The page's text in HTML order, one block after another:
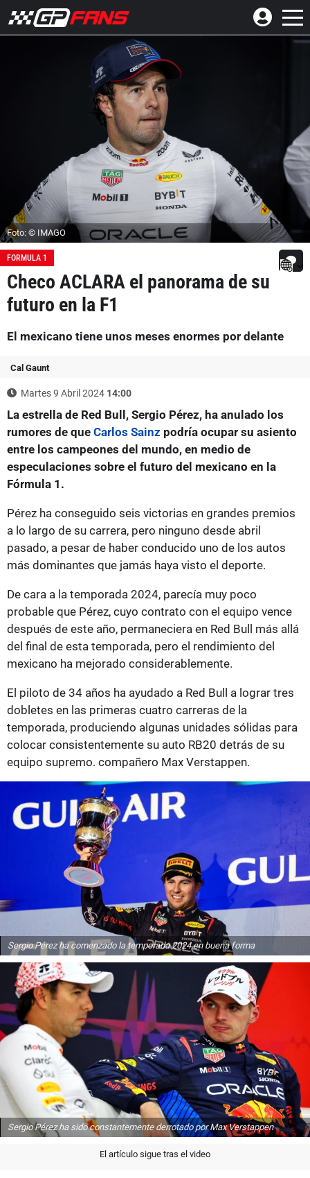
Foto: © IMAGO
FORMULA 1
Checo ACLARA el panorama de su
futuro en la F1
El mexicano tiene unos meses enormes por delante
Cal Gaunt
Martes 9 Abril 2024 14:00
La estrella de Red Bull, Sergio Pérez, ha anulado los
rumores de que Carlos Sainz podría ocupar su asiento
entre los campeones del mundo, en medio de
especulaciones sobre el futuro del mexicano en la
Fórmula 1.
Pérez ha conseguido seis victorias en grandes premios
a lo largo de su carrera, pero ninguno desde abril
pasado, a pesar de haber conducido uno de los autos
más dominantes que jamás haya visto el deporte.
De cara a la temporada 2024, parecía muy poco
probable que Pérez, cuyo contrato con el equipo vence
después de este año, permaneciera en Red Bull más allá
del final de esta temporada, pero el rendimiento del
mexicano ha mejorado considerablemente.
El piloto de 34 años ha ayudado a Red Bull a lograr tres
dobletes en las primeras cuatro carreras de la
temporada, produciendo algunas unidades sólidas para
colocar consistentemente su auto RB20 detrás de su
equipo supremo. compañero Max Verstappen.
Sergio Pérez ha comenzado la temporada 2024 en buena forma
Sergio Pérez ha sido constantemente derrotado por Max Verstappen
El artículo sigue tras el video